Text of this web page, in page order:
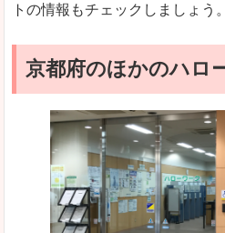
トの情報もチェックしましょう。
京都府のほかのハロ